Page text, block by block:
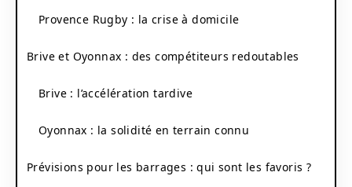
Provence Rugby : la crise à domicile
Brive et Oyonnax : des compétiteurs redoutables
Brive : l’accélération tardive
Oyonnax : la solidité en terrain connu
Prévisions pour les barrages : qui sont les favoris ?